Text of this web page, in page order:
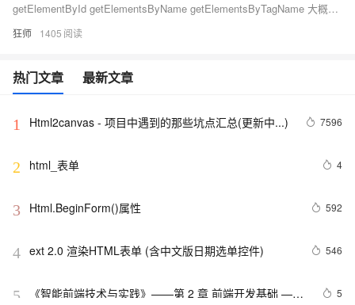
getElementById getElementsByName getElementsByTagName 大概介绍 getElementById ，getElementsByName ，getElementsByTagName ###adv### 后两个是得到集合，byid只是得到单...
狂师 1405
热门文章 最新文章
1 Html2canvas - 项目中遇到的那些坑点汇总(更新中...) 7596
2 html_表单 4
3 Html.BeginForm()属性 592
4 ext 2.0 渲染HTML表单 (含中文版日期选单控件) 546
5
《智能前端技术与实践》——第 2 章 前端开发基础 ——
5